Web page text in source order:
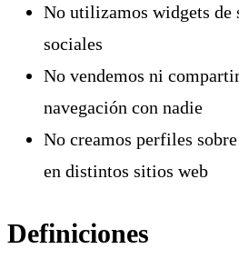
No utilizamos widgets de
sociales
No vendemos ni
navegación con nadie
No creamos perfiles
en distintos sitios web
Definiciones